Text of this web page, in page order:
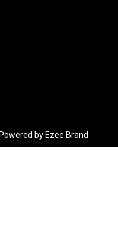
by Ezee Brand